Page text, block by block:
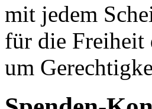
mit jedem
für die Freiheit
um